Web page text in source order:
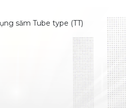
săm Tube type (TT)